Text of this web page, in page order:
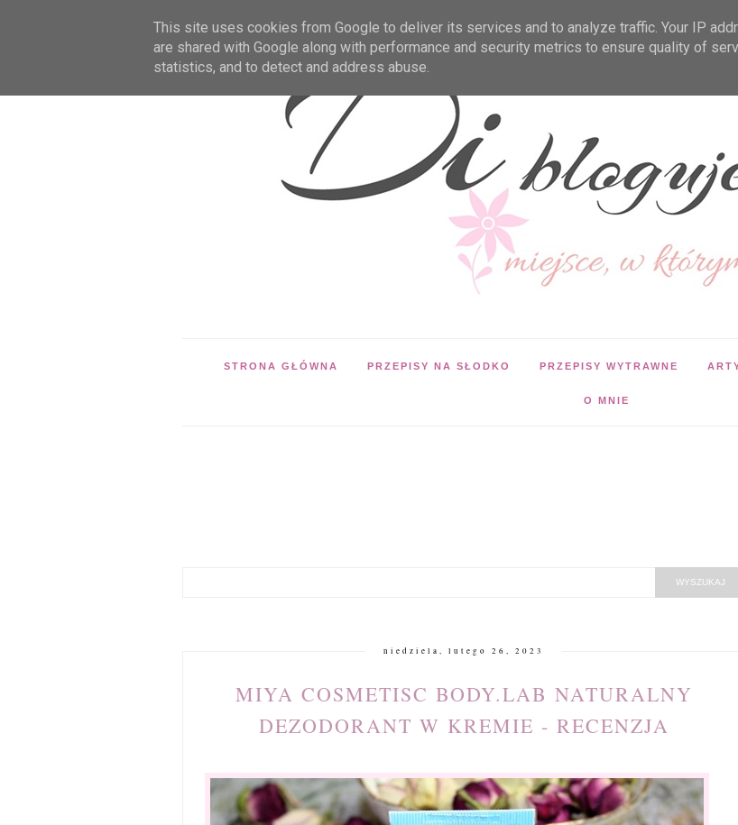
STRONA GŁÓWNA PRZEPISY NA SŁODKO PRZEPISY WYTRAWNE
O MNIE
niedziela, lutego 26, 2023
MIYA COSMETISC BODY.LAB NATURALNY
DEZODORANT W KREMIE - RECENZJA
This site uses cookies from Google to deliver its services and to analyze traffic. Your IP
are shared with Google along with performance and security metrics to ensure quality of
statistics, and to detect and address abuse.